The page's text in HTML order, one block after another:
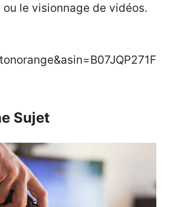
le visionnage de vidéos.
Sujet